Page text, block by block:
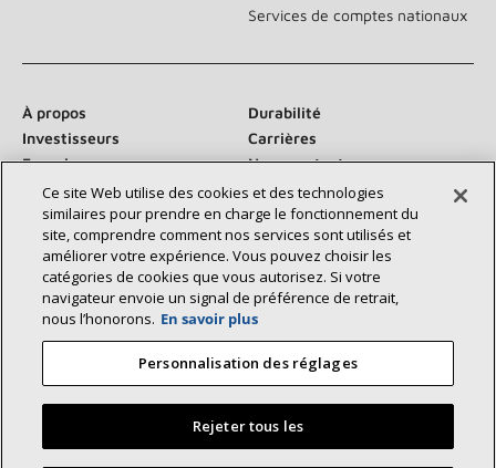
Services de comptes nationaux
À propos
Durabilité
Investisseurs
Carrières
Fournisseurs
Nous contacter
Salle de presse
Communiquez avec nous :
©2026 Lennox International Inc.
Déclaration d’accessibilité
Confidentialité
Ce site Web utilise des cookies et des technologies
similaires pour prendre en charge le fonctionnement du
site, comprendre comment nos services sont utilisés et
améliorer votre expérience. Vous pouvez choisir les
catégories de cookies que vous autorisez. Si votre
navigateur envoie un signal de préférence de retrait,
nous l’honorons. En savoir plus
Personnalisation des réglages
Rejeter tous les